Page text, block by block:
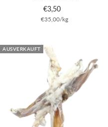
Angebotspreis
€3,50
€35,00/kg
AUSVERKAUFT